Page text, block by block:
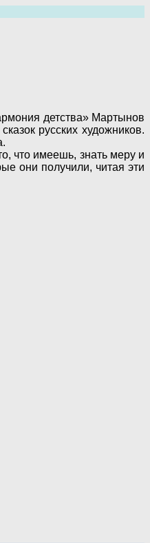
детства» Мартынов
русских художников.
что имеешь, знать меру и
они получили, читая эти